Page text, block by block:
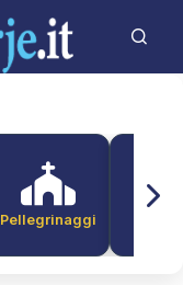
Pellegrinaggi